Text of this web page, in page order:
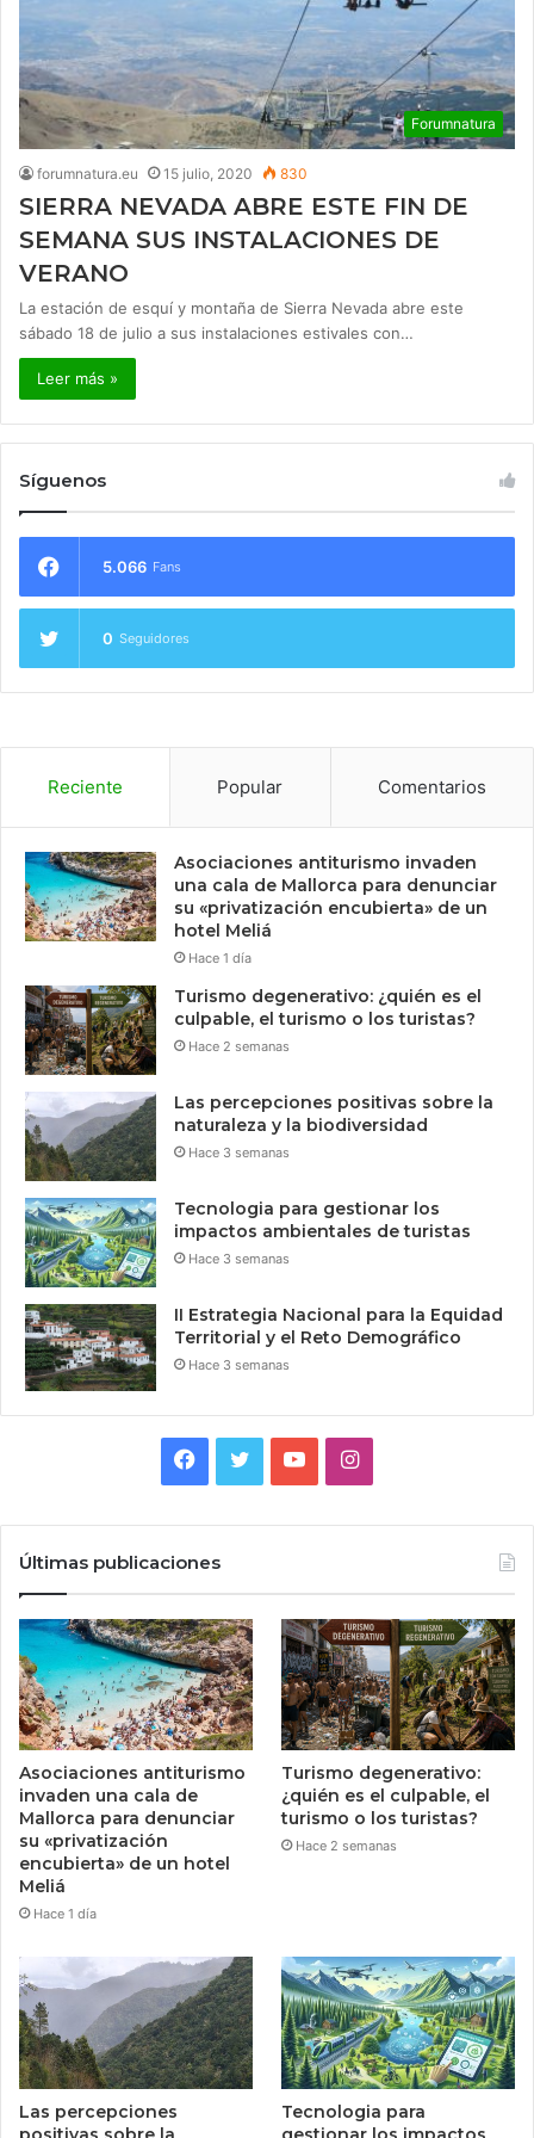
Forumnatura
forumnatura.eu 15 julio, 2020 830
SIERRA NEVADA ABRE ESTE FIN DE
SEMANA SUS INSTALACIONES DE
VERANO
La estación de esquí y montaña de Sierra Nevada abre este
sábado 18 de julio a sus instalaciones estivales con…
Leer más »
Síguenos
5.066 Fans
0 Seguidores
Reciente Popular Comentarios
Asociaciones antiturismo invaden
una cala de Mallorca para denunciar
su «privatización encubierta» de un
hotel Meliá
Hace 1 día
Turismo degenerativo: ¿quién es el
culpable, el turismo o los turistas?
Hace 2 semanas
Las percepciones positivas sobre la
naturaleza y la biodiversidad
Hace 3 semanas
Tecnologia para gestionar los
impactos ambientales de turistas
Hace 3 semanas
II Estrategia Nacional para la Equidad
Territorial y el Reto Demográfico
Hace 3 semanas
Facebook
TwitterYouTubeInstagram
Últimas publicaciones
Asociaciones antiturismo
invaden una cala de
Mallorca para denunciar
su «privatización
encubierta» de un hotel
Meliá
Hace 1 día
Turismo degenerativo:
¿quién es el culpable, el
turismo o los turistas?
Hace 2 semanas
Las percepciones
Tecnologia para